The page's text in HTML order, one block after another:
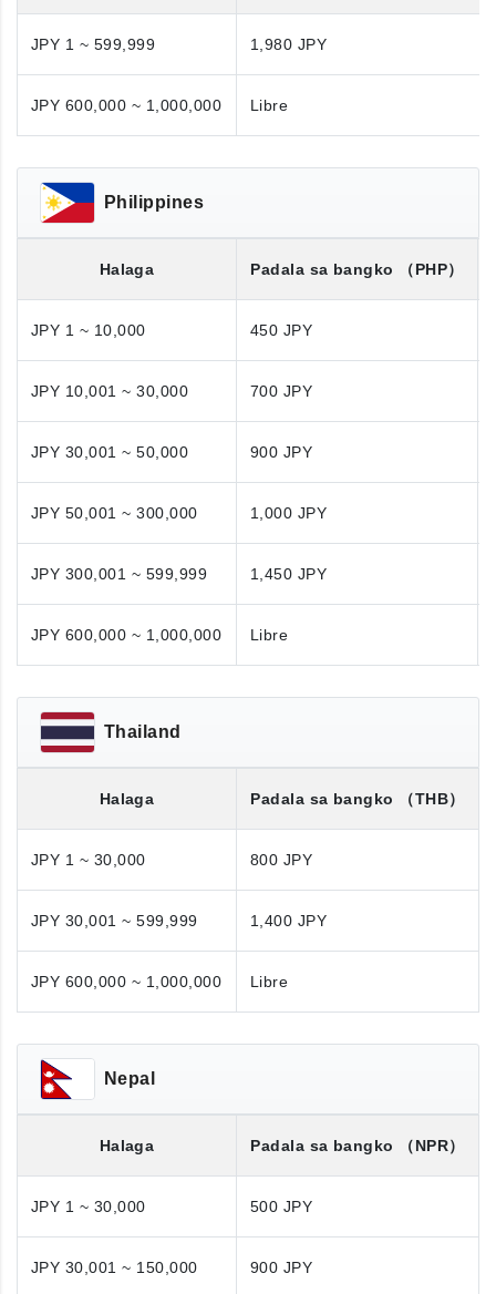
JPY 1 ~ 599,999 1,980 JPY
JPY 600,000 ~ 1,000,000 Libre
Philippines
Halaga Padala sa bangko （PHP）
JPY 1 ~ 10,000 450 JPY
JPY 10,001 ~ 30,000 700 JPY
JPY 30,001 ~ 50,000 900 JPY
JPY 50,001 ~ 300,000 1,000 JPY
JPY 300,001 ~ 599,999 1,450 JPY
JPY 600,000 ~ 1,000,000 Libre
Thailand
Halaga Padala sa bangko （THB）
JPY 1 ~ 30,000
800 JPY
JPY 30,001 ~ 599,999
1,400 JPY
JPY 600,000 ~ 1,000,000 Libre
Nepal
Halaga Padala sa bangko （NPR）
JPY 1 ~ 30,000 500 JPY
JPY 30,001 ~ 150,000 900 JPY